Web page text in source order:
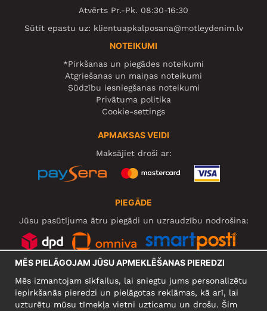
Atvērts Pr.-Pk. 08:30-16:30
Sūtīt epastu uz: klientuapkalposana@motleydenim.lv
NOTEIKUMI
*Pirkšanas un piegādes noteikumi
Atgriešanas un maiņas noteikumi
Sūdzību iesniegšanas noteikumi
Privātuma politika
Cookie-settings
APMAKSAS VEIDI
Maksājiet droši ar:
PIEGĀDE
Jūsu pasūtījuma ātru piegādi un uzraudzību nodrošina:
MĒS PIELĀGOJAM JŪSU APMEKLĒŠANAS PIEREDZI
Mēs izmantojam sīkfailus, lai sniegtu jums personalizētu
iepirkšanās pieredzi un pielāgotas reklāmas, kā arī, lai
uzturētu mūsu tīmekļa vietni uzticamu un drošu. Šim